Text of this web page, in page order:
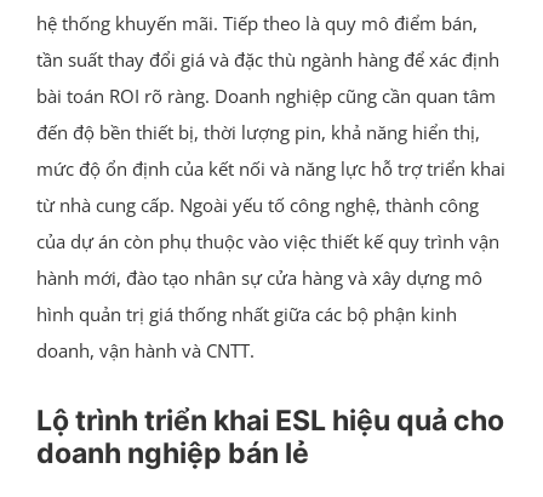
hệ thống khuyến mãi. Tiếp theo là quy mô điểm bán,
tần suất thay đổi giá và đặc thù ngành hàng để xác định
bài toán ROI rõ ràng. Doanh nghiệp cũng cần quan tâm
đến độ bền thiết bị, thời lượng pin, khả năng hiển thị,
mức độ ổn định của kết nối và năng lực hỗ trợ triển khai
từ nhà cung cấp. Ngoài yếu tố công nghệ, thành công
của dự án còn phụ thuộc vào việc thiết kế quy trình vận
hành mới, đào tạo nhân sự cửa hàng và xây dựng mô
hình quản trị giá thống nhất giữa các bộ phận kinh
doanh, vận hành và CNTT.
Lộ trình triển khai ESL hiệu quả cho
doanh nghiệp bán lẻ